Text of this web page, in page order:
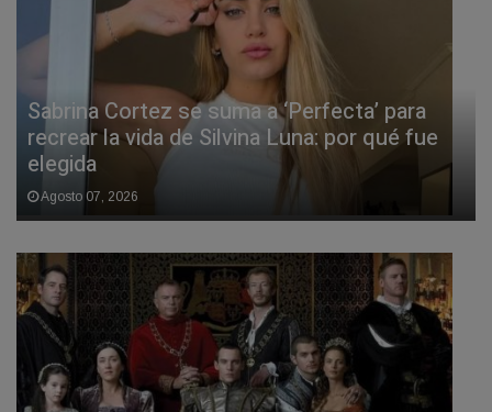
Sabrina Cortez se suma a ‘Perfecta’ para
recrear la vida de Silvina Luna: por qué fue
elegida
Agosto 07, 2026